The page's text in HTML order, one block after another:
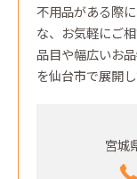
不用品がある際
な、お気軽にご
品目や幅広いお
を仙台市で展開し
宮城